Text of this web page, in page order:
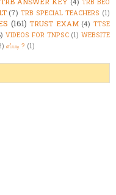
(7) TRB SPECIAL TEACHERS (1)
(161) TRUST EXAM (4) TTSE
VIDEOS FOR TNPSC (1) WEBSITE
எப்படி ? (1)